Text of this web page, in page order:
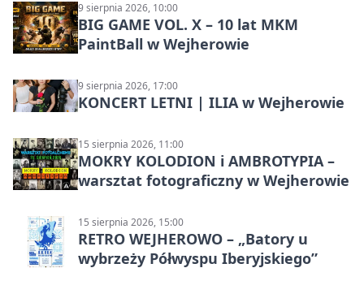
9 sierpnia 2026, 10:00
BIG GAME VOL. X – 10 lat MKM
PaintBall w Wejherowie
9 sierpnia 2026, 17:00
KONCERT LETNI | ILIA w Wejherowie
15 sierpnia 2026, 11:00
MOKRY KOLODION i AMBROTYPIA –
warsztat fotograficzny w Wejherowie
15 sierpnia 2026, 15:00
RETRO WEJHEROWO – „Batory u
wybrzeży Półwyspu Iberyjskiego”